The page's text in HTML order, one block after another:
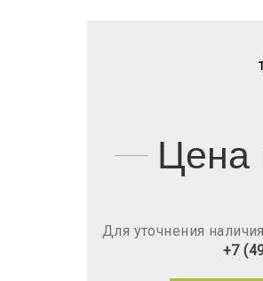
Цена
Для уточнения
+7